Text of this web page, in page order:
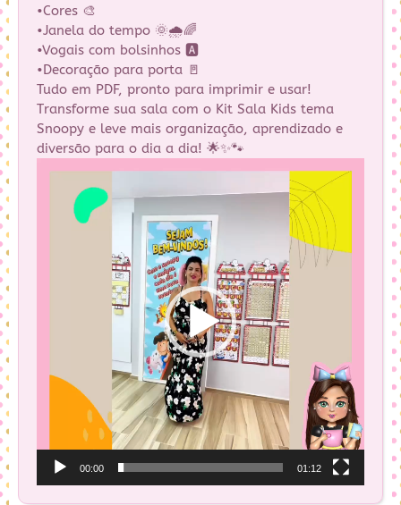
•Cores 🎨
•Janela do tempo 🌞🌧️🌈
•Vogais com bolsinhos 🅰️
•Decoração para porta 🚪
Tudo em PDF, pronto para imprimir e usar!
Transforme sua sala com o Kit Sala Kids tema
Snoopy e leve mais organização, aprendizado e
diversão para o dia a dia! 🌟✨🐾
00:00 01:12